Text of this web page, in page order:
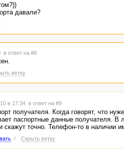
давали?
в ответ на #8
ветку
в 17:34 в ответ на #9
получателя. Когда говорят, что
паспортные данные получателя. В
скажут точно. Телефон-то в наличии
/ Скрыть ветку